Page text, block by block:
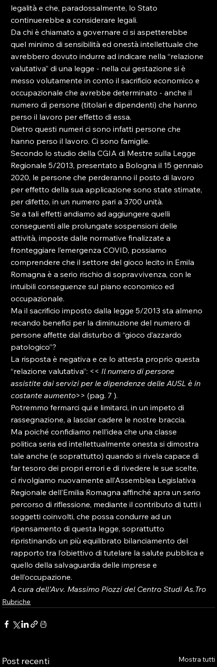
legalità e che, paradossalmente, lo Stato
continuerebbe a considerare legali.
Da chi è chiamato a governare ci si aspetterebbe
quel minimo di sensibilità ed onestà intellettuale che
avrebbero dovuto indurre ad indicare nella “relazione
valutativa” di una legge - nella cui gestazione si è
messo volutamente in conto il sacrificio economico e
occupazionale che avrebbe determinato - anche il
numero di persone (titolari e dipendenti) che hanno
perso il lavoro per effetto di essa.
Dietro questi numeri ci sono infatti persone che
hanno perso il lavoro. Ci sono famiglie.
Secondo lo studio della CGIA di Mestre sulla Legge
Regionale 5/2013, presentato a Bologna il 15 gennaio
2020, le persone che perderanno il posto di lavoro
per effetto della sua applicazione sono state stimate,
per difetto, in un numero pari a 3700 unità.
Se a tali effetti andiamo ad aggiungere quelli
conseguenti alle prolungate sospensioni delle
attività, imposte dalle normative finalizzate a
fronteggiare l’emergenza COVID, possiamo
comprendere che il settore del gioco lecito in Emila
Romagna è a serio rischio di sopravvivenza, con le
intuibili conseguenze sul piano economico ed
occupazionale.
Ma il sacrificio imposto dalla legge 5/2013 sta almeno
recando benefici per la diminuzione del numero di
persone affette dal disturbo di “gioco d’azzardo
patologico”?
La risposta è negativa e ce lo attesta proprio questa
“relazione valutativa”: << Il numero di persone
assistite dai servizi per le dipendenze delle AUSL è in
costante aumento>> (pag. 7 ).
Potremmo fermarci qui e limitarci, in un impeto di
rassegnazione, a lasciar cadere le nostre braccia.
Ma poiché confidiamo nell’idea che una classe
politica seria ed intellettualmente onesta si dimostra
tale anche (e soprattutto) quando si rivela capace di
far tesoro dei propri errori e di rivedere le sue scelte,
ci rivolgiamo nuovamente all’Assemblea Legislativa
Regionale dell’Emilia Romagna affinché apra un serio
percorso di riflessione, mediante il contributo di tutti i
soggetti coinvolti, che possa condurre ad un
ripensamento di questa legge, soprattutto
ripristinando un più equilibrato bilanciamento del
rapporto tra l’obiettivo di tutelare la salute pubblica e
quello della salvaguardia delle imprese e
dell’occupazione.
A cura dell’Avv. Massimo Piozzi del Centro Studi As.Tro
Rubriche
Post recenti Mostra tutti